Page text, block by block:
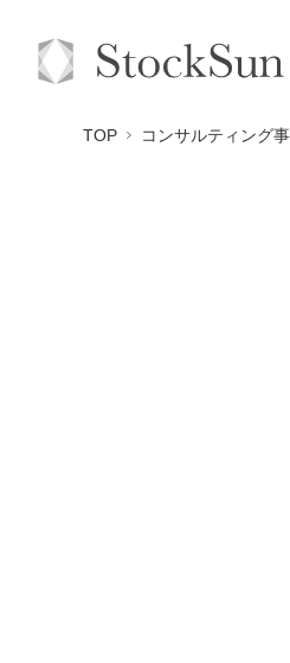
TOP コンサルティング